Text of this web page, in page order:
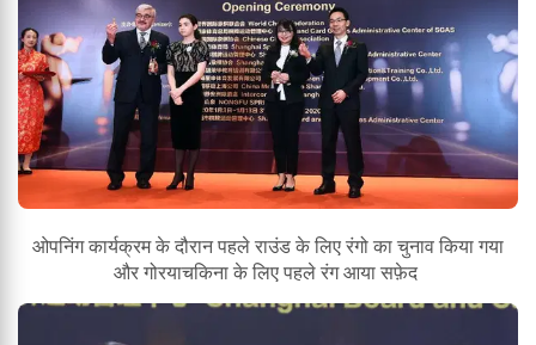
ओपनिंग कार्यक्रम के दौरान पहले राउंड के लिए रंगो का चुनाव किया गया
और गोरयाचकिना के लिए पहले रंग आया सफ़ेद